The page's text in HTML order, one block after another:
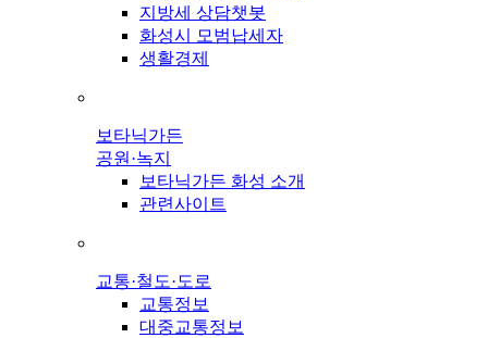
지방세 상담챗봇
화성시 모범납세자
생활경제
보타닉가든
공원·녹지
보타닉가든 화성 소개
관련사이트
교통·철도·도로
교통정보
대중교통정보